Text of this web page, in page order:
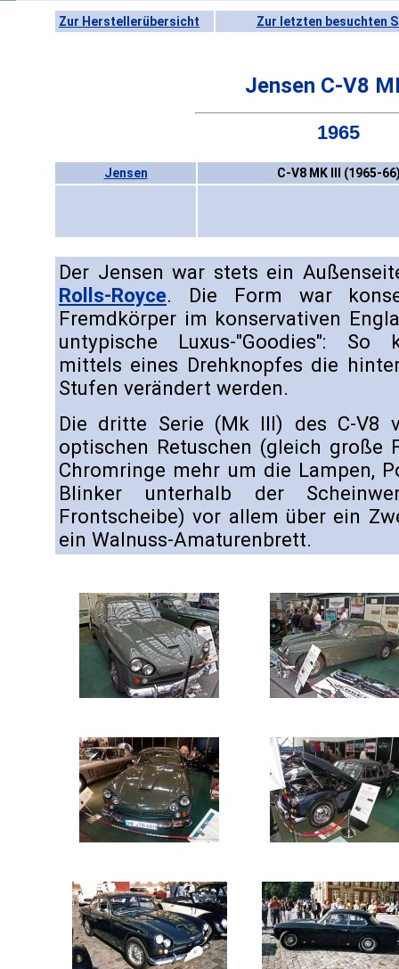
Zur Herstellerübersicht Zur letzten besuchten
Jensen C-V8
1965
Jensen C-V8 MK III (1965-
Der Jensen war stets ein
Rolls-Royce. Die Form war
Fremdkörper im konservativen
untypische Luxus-"Goodies": So
mittels eines Drehknopfes die
Stufen verändert werden.
Die dritte Serie (Mk III) des C-V8
optischen Retuschen (gleich große
Chromringe mehr um die Lampen,
Blinker unterhalb der
Frontscheibe) vor allem über ein
ein Walnuss-Amaturenbrett.